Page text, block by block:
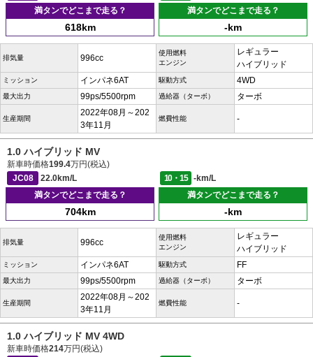
満タンでどこまで走る？
618km
満タンでどこまで走る？
-km
排気量 996cc
使用燃料
エンジン
レギュラー
ハイブリッド
ミッション インパネ6AT 駆動方式 4WD
最大出力 99ps/5500rpm 過給器（ターボ） ターボ
生産期間
2022年08月～202
3年11月
燃費性能 -
1.0 ハイブリッド MV
新車時価格199.4万円(税込)
JC08
22.0km/L 10・15
-km/L
満タンでどこまで走る？
704km
満タンでどこまで走る？
-km
排気量 996cc
使用燃料
エンジン
レギュラー
ハイブリッド
ミッション インパネ6AT 駆動方式 FF
最大出力 99ps/5500rpm 過給器（ターボ） ターボ
生産期間
2022年08月～202
3年11月
燃費性能 -
1.0 ハイブリッド MV 4WD
新車時価格214万円(税込)